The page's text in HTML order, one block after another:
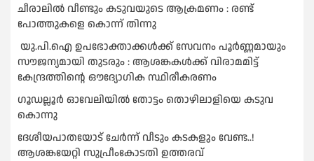
ചീരാലിൽ വീണ്ടും കടുവയുടെ ആക്രമണം : രണ്ട്
പോത്തുകളെ കൊന്ന് തിന്നു
യു.പി.ഐ ഉപഭോക്താക്കള്‍ക്ക് സേവനം പൂര്‍ണ്ണമായും
സൗജന്യമായി തുടരും : ആശങ്കകള്‍ക്ക് വിരാമമിട്ട്
കേന്ദ്രത്തിന്റെ ഔദ്യോഗിക സ്ഥിരീകരണം
ഗൂഡല്ലൂർ ഓവേലിയിൽ തോട്ടം തൊഴിലാളിയെ കടുവ
കൊന്നു
ദേശീയപാതയോട് ചേര്‍ന്ന് വീടും കടകളും വേണ്ട..!
ആശങ്കയേറ്റി സുപ്രീംകോടതി ഉത്തരവ്